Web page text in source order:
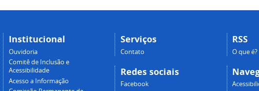
Institucional
Ouvidoria
Comitê de Inclusão e
Acessibilidade
Acesso a Informação
Serviços
Contato
Redes sociais
Facebook
RSS
O que é?